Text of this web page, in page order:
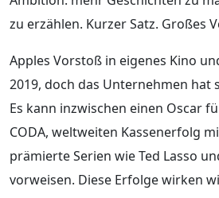
zu erzählen. Kurzer Satz. Großes
Apples Vorstoß in eigenes Kino
2019, doch das Unternehmen hat
Es kann inzwischen einen Oscar
CODA, weltweiten Kassenerfolg
prämierte Serien wie Ted Lasso
vorweisen. Diese Erfolge wirken